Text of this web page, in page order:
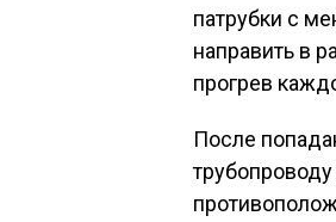
патрубки с
направить в
прогрев
После